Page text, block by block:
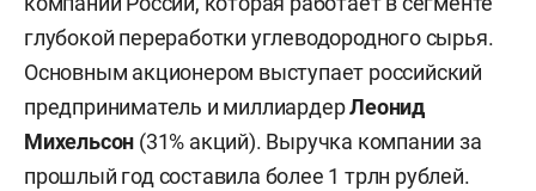
глубокой переработки углеводородного сырья.
Основным акционером выступает российский
предприниматель и миллиардерЛеонид
Михельсон (31% акций). Выручка компании за
прошлый год составила более 1 трлн рублей.